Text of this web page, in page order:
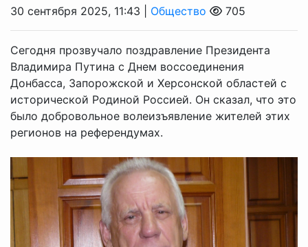
30 сентября 2025, 11:43 | Общество 705
Сегодня прозвучало поздравление Президента
Владимира Путина с Днем воссоединения
Донбасса, Запорожской и Херсонской областей с
исторической Родиной Россией. Он сказал, что это
было добровольное волеизъявление жителей этих
регионов на референдумах.